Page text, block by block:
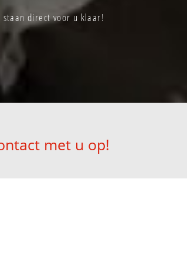
staan direct voor u klaar!
met u op!